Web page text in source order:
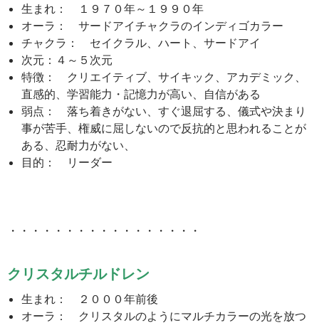
生まれ： １９７０年～１９９０年
オーラ： サードアイチャクラのインディゴカラー
チャクラ： セイクラル、ハート、サードアイ
次元：４～５次元
特徴： クリエイティブ、サイキック、アカデミック、
直感的、学習能力・記憶力が高い、自信がある
弱点： 落ち着きがない、すぐ退屈する、儀式や決まり
事が苦手、権威に屈しないので反抗的と思われることが
ある、忍耐力がない、
目的： リーダー
・・・・・・・・・・・・・・・・・
クリスタルチルドレン
生まれ： ２０００年前後
オーラ： クリスタルのようにマルチカラーの光を放つ